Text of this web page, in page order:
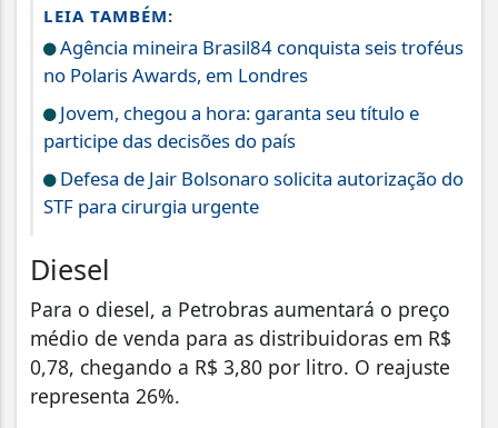
LEIA TAMBÉM:
Agência mineira Brasil84 conquista seis troféus
no Polaris Awards, em Londres
Jovem, chegou a hora: garanta seu título e
participe das decisões do país
Defesa de Jair Bolsonaro solicita autorização do
STF para cirurgia urgente
Diesel
Para o diesel, a Petrobras aumentará o preço
médio de venda para as distribuidoras em R$
0,78, chegando a R$ 3,80 por litro. O reajuste
representa 26%.